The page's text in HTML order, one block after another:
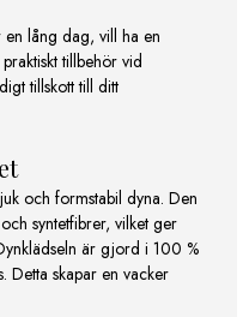
lång dag, vill ha en
tillbehör vid
tillskott till ditt
och formstabil dyna. Den
syntetfibrer, vilket ger
är gjord i 100 %
Detta skapar en vacker